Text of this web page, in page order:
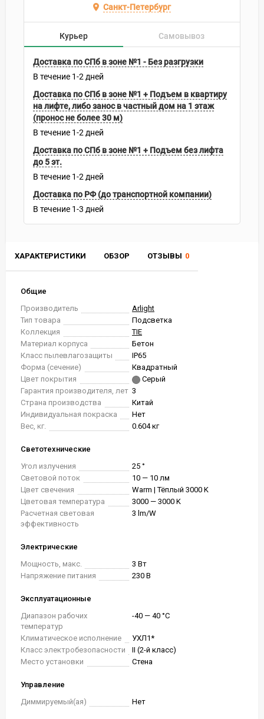
ХАРАКТЕРИСТИКИ ОБЗОР ОТЗЫВЫ 0
Общие
Производитель
Arlight
Тип товара
Подсветка
Коллекция
TIE
Материал корпуса
Бетон
Класс пылевлагозащиты
IP65
Форма (сечение)
Квадратный
Цвет покрытия
Серый
Гарантия производителя, лет 3
Страна производства
Китай
Индивидуальная покраска
Нет
Вес, кг.
0.604 кг
Светотехнические
Угол излучения
25 °
Световой поток
10 — 10 лм
Цвет свечения
Warm | Тёплый 3000 K
Цветовая температура
3000 — 3000 K
Расчетная световая
эффективность
3 lm/W
Электрические
Мощность, макс.
3 Вт
Напряжение питания
230 В
Эксплуатационные
Диапазон рабочих
температур
-40 — 40 °C
Климатическое исполнение
УХЛ1*
Класс электробезопасности
II (2-й класс)
Место установки
Стена
Управление
Диммируемый(ая)
Нет
Санкт-Петербург
Курьер Самовывоз
Доставка по СПб в зоне №1 - Без разгрузки
В течение 1-2 дней
Доставка по СПб в зоне №1 + Подъем в квартиру
на лифте, либо занос в частный дом на 1 этаж
(пронос не более 30 м)
В течение 1-2 дней
Доставка по СПб в зоне №1 + Подъем без лифта
до 5 эт.
В течение 1-2 дней
Доставка по РФ (до транспортной компании)
В течение 1-3 дней